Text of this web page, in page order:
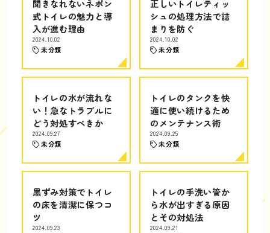
聞きなれないネポン
式トイレの魅力と導
入が進む理由
2024.10.02
未分類
正しいトイレティッ
シュの処理方法で詰
まりを防ぐ
2024.10.02
未分類
トイレの水が流れな
い！急なトラブルに
どう対処すべきか
2024.09.27
未分類
トイレのタンクを快
適に使い続けるため
のメンテナンス術
2024.09.25
未分類
黒ずみ対策でトイレ
の床を清潔に保つコ
ツ
2024.09.23
トイレの手洗い管か
ら水が出すぎる原因
とその対処法
2024.09.21